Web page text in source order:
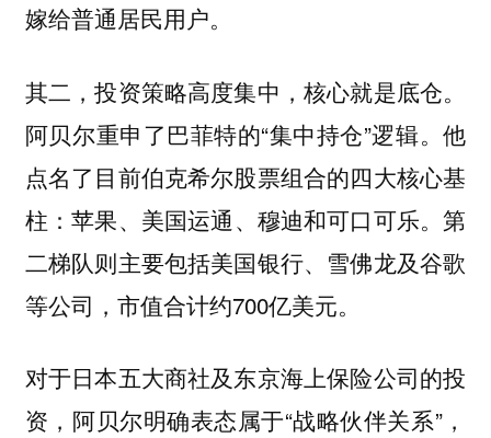
嫁给普通居民用户。
其二，投资策略高度集中，核心就是底仓。
阿贝尔重申了巴菲特的“集中持仓”逻辑。他
点名了目前伯克希尔股票组合的四大核心基
柱：苹果、美国运通、穆迪和可口可乐。第
二梯队则主要包括美国银行、雪佛龙及谷歌
等公司，市值合计约700亿美元。
对于日本五大商社及东京海上保险公司的投
资，阿贝尔明确表态属于“战略伙伴关系”，